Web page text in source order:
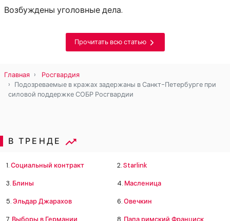
Возбуждены уголовные дела.
Прочитать всю статью
Главная
Росгвардия
Подозреваемые в кражах задержаны в Санкт-Петербурге при
силовой поддержке СОБР Росгвардии
В ТРЕНДЕ
1.Социальный контракт 2.Starlink
3. Блины 4. Масленица
5.Эльдар Джарахов 6.Овечкин
7. Выборы в Германии 8. Папа римский Франциск